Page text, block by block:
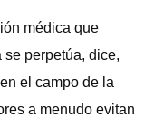
médica que
perpetúa, dice,
el campo de la
a menudo evitan